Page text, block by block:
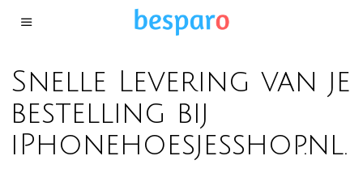
Snelle Levering van je
bestelling bij
iPhonehoesjesshop.nl.